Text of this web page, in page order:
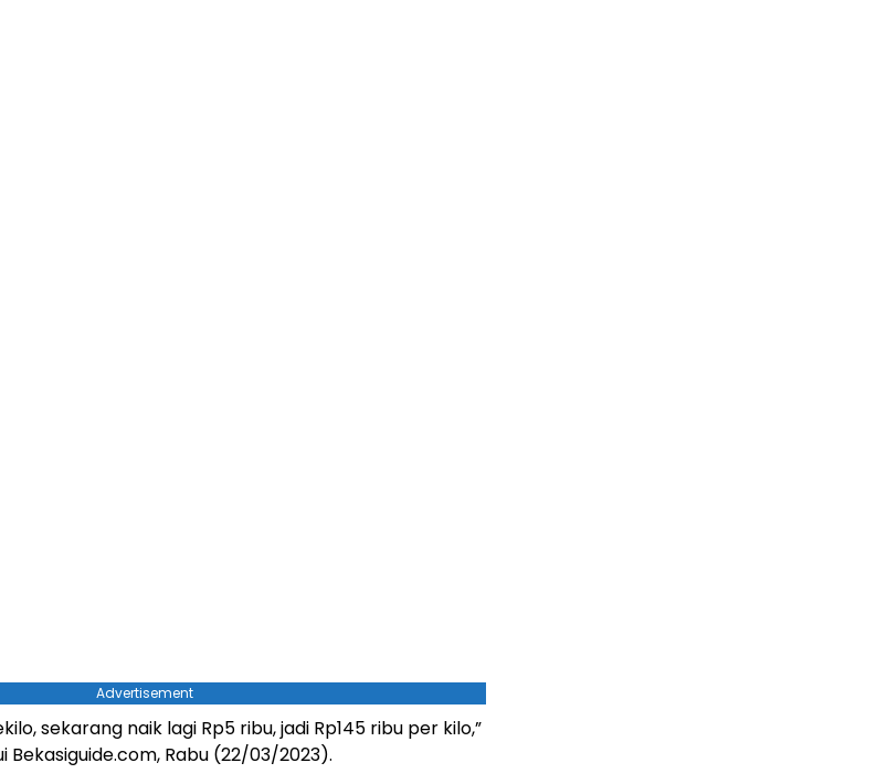
Advertisement
sekarang naik lagi Rp5 ribu, jadi Rp145 ribu per kilo,”
Bekasiguide.com, Rabu (22/03/2023).